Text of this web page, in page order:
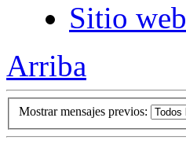
Sitio web
Arriba
Mostrar mensajes previos: